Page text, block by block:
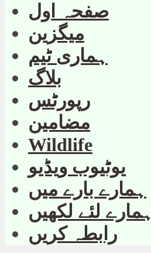
صفحہ اول
میگزین
ہماری ٹیم
بلاگ
رپورٹس
مضامین
Wildlife
یوٹیوب ویڈیو
ہمارے بارے میں
ہمارے لئے لکھیں
رابطہ کریں